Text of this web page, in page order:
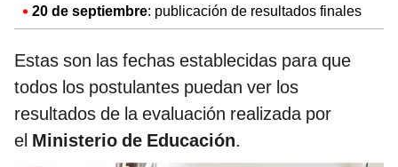
20 de septiembre: publicación de resultados finales
Estas son las fechas establecidas para que
todos los postulantes puedan ver los
resultados de la evaluación realizada por
el Ministerio de Educación.